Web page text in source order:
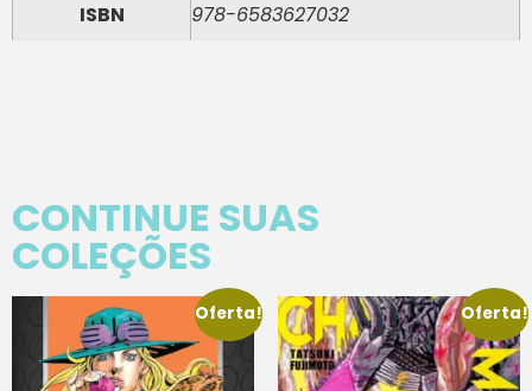
ISBN
978-6583627032
CONTINUE SUAS
COLEÇÕES
Oferta! Oferta!